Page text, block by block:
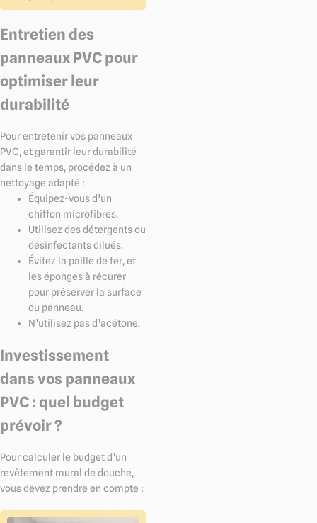
Entretien des
panneaux PVC pour
optimiser leur
durabilité
Pour entretenir vos panneaux
PVC, et garantir leur durabilité
dans le temps, procédez à un
nettoyage adapté :
Équipez-vous d’un
chiffon microfibres.
Utilisez des détergents ou
désinfectants dilués.
Évitez la paille de fer, et
les éponges à récurer
pour préserver la surface
du panneau.
N’utilisez pas d’acétone.
Investissement
dans vos panneaux
PVC : quel budget
prévoir ?
Pour calculer le budget d’un
revêtement mural de douche,
vous devez prendre en compte :